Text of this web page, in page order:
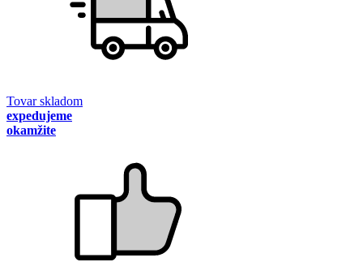
Tovar skladom
expedujeme
okamžite